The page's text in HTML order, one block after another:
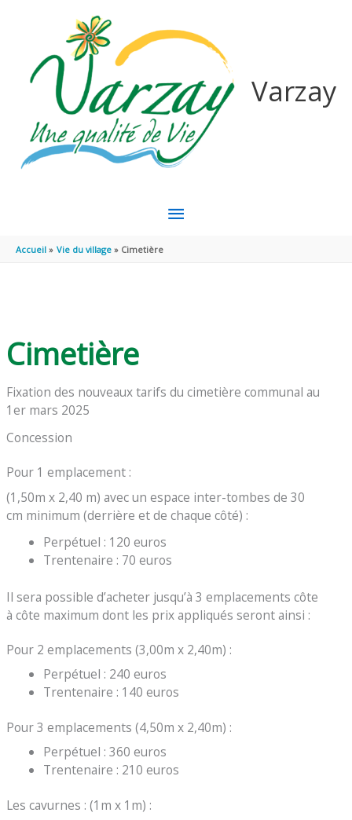
Varzay
MENU
Accueil Vie du village Cimetière
Cimetière
Fixation des nouveaux tarifs du cimetière communal au
1er mars 2025
Concession
Pour 1 emplacement :
(1,50m x 2,40 m) avec un espace inter-tombes de 30
cm minimum (derrière et de chaque côté) :
Perpétuel : 120 euros
Trentenaire : 70 euros
Il sera possible d’acheter jusqu’à 3 emplacements côte
à côte maximum dont les prix appliqués seront ainsi :
Pour 2 emplacements (3,00m x 2,40m) :
Perpétuel : 240 euros
Trentenaire : 140 euros
Pour 3 emplacements (4,50m x 2,40m) :
Perpétuel : 360 euros
Trentenaire : 210 euros
Les cavurnes : (1m x 1m) :